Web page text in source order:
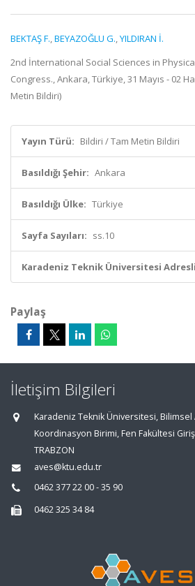
BEKTAŞ F.,BEYAZOĞLU G.,YILDIRAN İ.
2nd İnternational Social Sciences in
Congress., Ankara, Türkiye, 31 Mayıs - 02
Metin Bildiri)
Yayın Türü: Bildiri / Tam Metin Bildiri
Basıldığı Şehir: Ankara
Basıldığı Ülke: Türkiye
Sayfa Sayıları: ss.10
Karadeniz Teknik Üniversitesi
Paylaş
İletişim Bilgileri
Karadeniz Teknik Üniversitesi, Bilimsel
Koordinasyon Birimi, Fen Fakültesi
TRABZON
aves@ktu.edu.tr
0462 377 22 00 - 35 90
0462 325 34 84